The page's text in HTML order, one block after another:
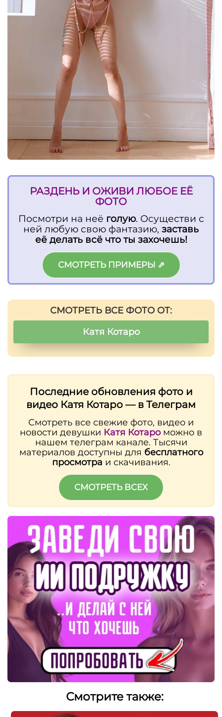
РАЗДЕНЬ И ОЖИВИ ЛЮБОЕ ЕЁ
ФОТО
Посмотри на неё голую. Осуществи с
ней любую свою фантазию, заставь
её делать всё что ты захочешь!
СМОТРЕТЬ ПРИМЕРЫ ⇗
СМОТРЕТЬ ВСЕ ФОТО ОТ:
Катя Котаро
Последние обновления фото и
видео Катя Котаро — в Телеграм
Смотреть все свежие фото, видео и
новости девушки Катя Котароможно в
нашем телеграм канале. Тысячи
материалов доступны для бесплатного
просмотра и скачивания.
СМОТРЕТЬ ВСЕХ
Смотрите также: